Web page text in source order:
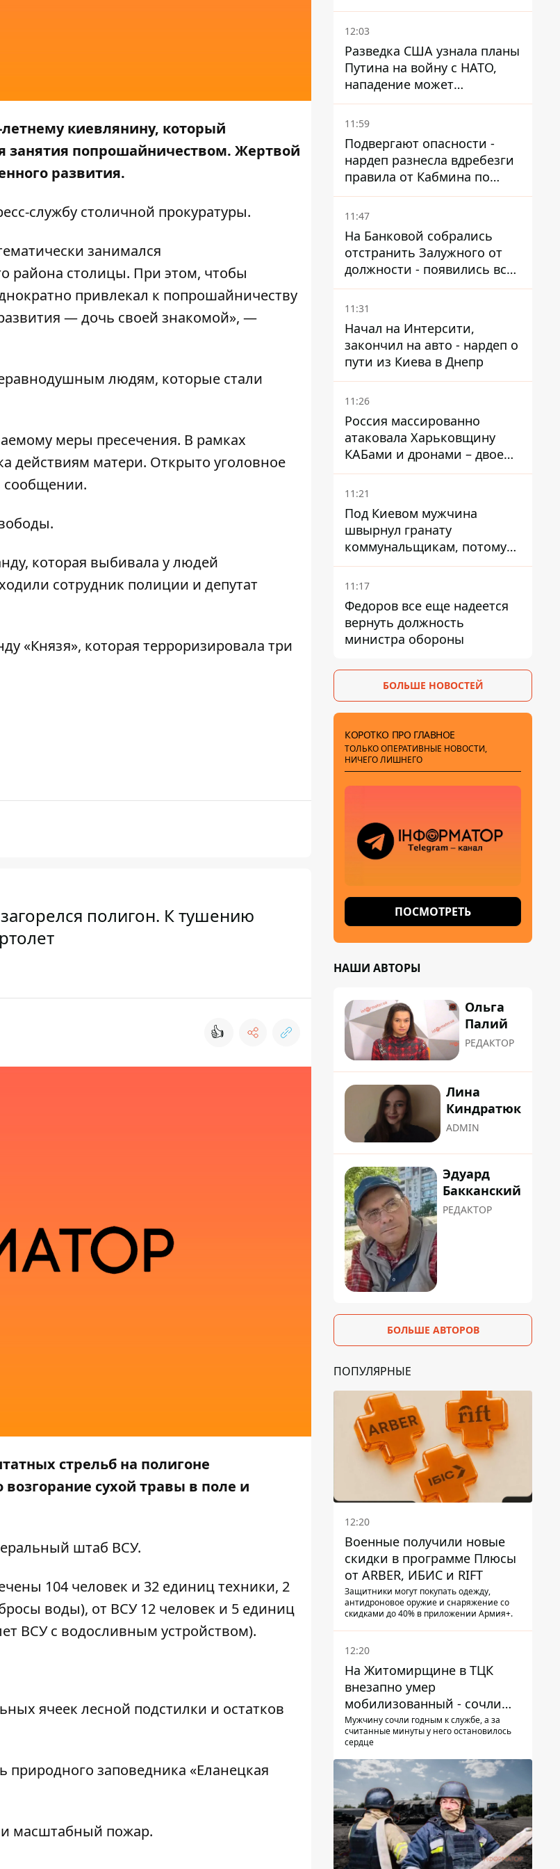
киевлянину, который
занятия попрошайничеством. Жертвой
развития.
службу столичной прокуратуры.
занимался
района столицы. При этом, чтобы
привлекал к попрошайничеству
— дочь своей знакомой», —
людям, которые стали
меры пресечения. В рамках
действиям матери. Открыто уголовное
сообщении.
которая выбивала у людей
сотрудник полиции и депутат
«Князя», которая терроризировала три
полигон. К тушению
👍
стрельб на полигоне
сухой травы в поле и
штаб ВСУ.
104 человек и 32 единиц техники, 2
воды), от ВСУ 12 человек и 5 единиц
ВСУ с водосливным устройством).
ячеек лесной подстилки и остатков
природного заповедника «Еланецкая
масштабный пожар.
Днепропетровщины,
Харьковщины и Запорожья
12:03
Разведка США узнала планы
Путина на войну с НАТО,
нападение может
произойти осенью – в WSJ
раскрыли детали
11:59
Подвергают опасности -
нардеп разнесла вдребезги
правила от Кабмина по
хранению горючего
11:47
На Банковой собрались
отстранить Залужного от
должности - появились все
признаки
11:31
Начал на Интерсити,
закончил на авто - нардеп о
пути из Киева в Днепр
11:26
Россия массированно
атаковала Харьковщину
КАБами и дронами – двое
погибших и 19 раненых
11:21
Под Киевом мужчина
швырнул гранату
коммунальщикам, потому
что не хотел платить по
квитанциям
11:17
Федоров все еще надеется
вернуть должность
министра обороны
БОЛЬШЕ НОВОСТЕЙ
КОРОТКО ПРО ГЛАВНОЕ
ТОЛЬКО ОПЕРАТИВНЫЕ НОВОСТИ,
НИЧЕГО ЛИШНЕГО
ПОСМОТРЕТЬ
НАШИ АВТОРЫ
Ольга
Палий
РЕДАКТОР
Лина
Киндратюк
ADMIN
Эдуард
Бакканский
РЕДАКТОР
БОЛЬШЕ АВТОРОВ
ПОПУЛЯРНЫЕ
12:20
Военные получили новые
скидки в программе Плюсы
от ARBER, ИБИС и RIFT
Защитники могут покупать одежду,
антидроновое оружие и снаряжение со
скидками до 40% в приложении Армия+.
12:20
На Житомирщине в ТЦК
внезапно умер
мобилизованный - сочли
годным и сразу
остановилось сердце
Мужчину сочли годным к службе, а за
считанные минуты у него остановилось
сердце